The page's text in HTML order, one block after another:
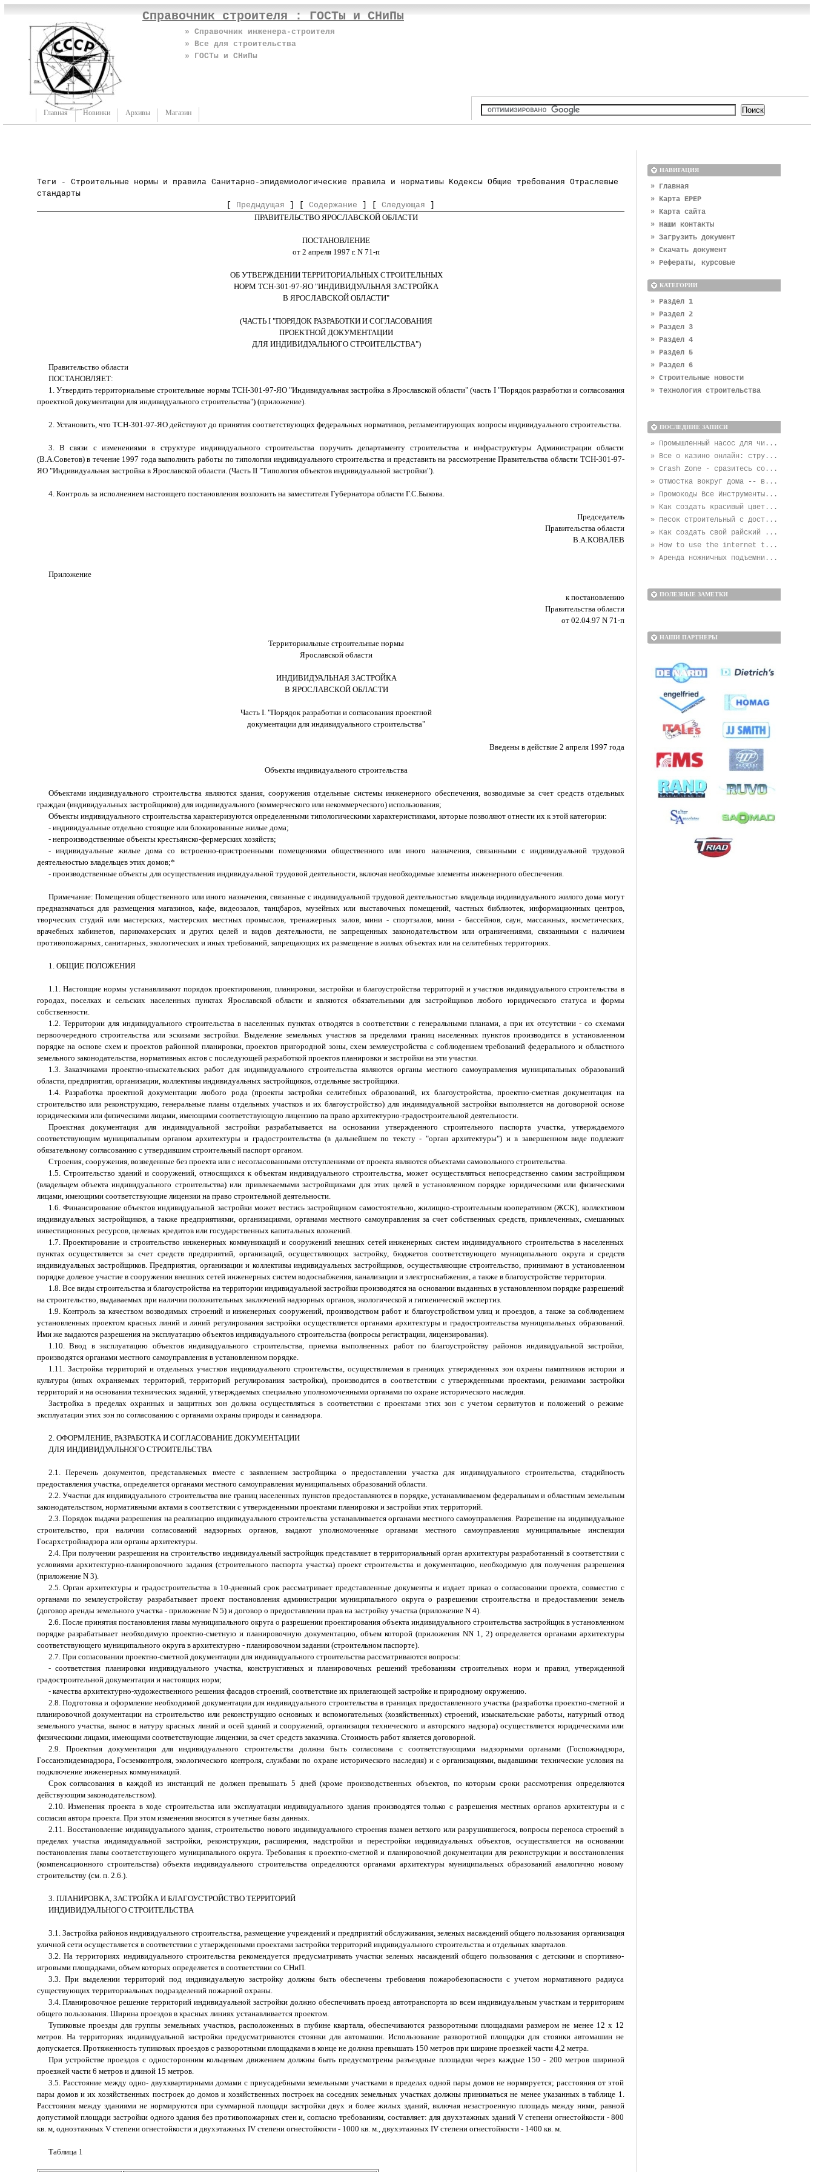
Справочник строителя : ГОСТы и СНиПы
» Справочник инженера-строителя
» Все для строительства
» ГОСТы и СНиПы
Главная Новинки Архивы Магазин
Теги - Строительные нормы и правила Санитарно-эпидемиологические правила и нормативы Кодексы Общие требования Отраслевые
стандарты
Предыдущая Содержание Следующая
ПРАВИТЕЛЬСТВО ЯРОСЛАВСКОЙ ОБЛАСТИ
ПОСТАНОВЛЕНИЕ
от 2 апреля 1997 г. N 71-п
ОБ УТВЕРЖДЕНИИ ТЕРРИТОРИАЛЬНЫХ СТРОИТЕЛЬНЫХ
НОРМ ТСН-301-97-ЯО "ИНДИВИДУАЛЬНАЯ ЗАСТРОЙКА
В ЯРОСЛАВСКОЙ ОБЛАСТИ"
(ЧАСТЬ I "ПОРЯДОК РАЗРАБОТКИ И СОГЛАСОВАНИЯ
ПРОЕКТНОЙ ДОКУМЕНТАЦИИ
ДЛЯ ИНДИВИДУАЛЬНОГО СТРОИТЕЛЬСТВА")
Правительство области
ПОСТАНОВЛЯЕТ:
1. Утвердить территориальные строительные нормы ТСН-301-97-ЯО "Индивидуальная застройка в Ярославской области" (часть I "Порядок разработки и согласования
проектной документации для индивидуального строительства") (приложение).
2. Установить, что ТСН-301-97-ЯО действуют до принятия соответствующих федеральных нормативов, регламентирующих вопросы индивидуального строительства.
3. В связи с изменениями в структуре индивидуального строительства поручить департаменту строительства и инфраструктуры Администрации области
(В.А.Советов) в течение 1997 года выполнить работы по типологии индивидуального строительства и представить на рассмотрение Правительства области ТСН-301-97-
ЯО "Индивидуальная застройка в Ярославской области. (Часть II "Типология объектов индивидуальной застройки").
4. Контроль за исполнением настоящего постановления возложить на заместителя Губернатора области Г.С.Быкова.
Председатель
Правительства области
В.А.КОВАЛЕВ
Приложение
к постановлению
Правительства области
от 02.04.97 N 71-п
Территориальные строительные нормы
Ярославской области
ИНДИВИДУАЛЬНАЯ ЗАСТРОЙКА
В ЯРОСЛАВСКОЙ ОБЛАСТИ
Часть I. "Порядок разработки и согласования проектной
документации для индивидуального строительства"
Введены в действие 2 апреля 1997 года
Объекты индивидуального строительства
Объектами индивидуального строительства являются здания, сооружения отдельные системы инженерного обеспечения, возводимые за счет средств отдельных
граждан (индивидуальных застройщиков) для индивидуального (коммерческого или некоммерческого) использования;
Объекты индивидуального строительства характеризуются определенными типологическими характеристиками, которые позволяют отнести их к этой категории:
- индивидуальные отдельно стоящие или блокированные жилые дома;
- непроизводственные объекты крестьянско-фермерских хозяйств;
- индивидуальные жилые дома со встроенно-пристроенными помещениями общественного или иного назначения, связанными с индивидуальной трудовой
деятельностью владельцев этих домов;*
- производственные объекты для осуществления индивидуальной трудовой деятельности, включая необходимые элементы инженерного обеспечения.
Примечание: Помещения общественного или иного назначения, связанные с индивидуальной трудовой деятельностью владельца индивидуального жилого дома могут
предназначаться для размещения магазинов, кафе, видеозалов, танцбаров, музейных или выставочных помещений, частных библиотек, информационных центров,
творческих студий или мастерских, мастерских местных промыслов, тренажерных залов, мини - спортзалов, мини - бассейнов, саун, массажных, косметических,
врачебных кабинетов, парикмахерских и других целей и видов деятельности, не запрещенных законодательством или ограничениями, связанными с наличием
противопожарных, санитарных, экологических и иных требований, запрещающих их размещение в жилых объектах или на селитебных территориях.
1. ОБЩИЕ ПОЛОЖЕНИЯ
1.1. Настоящие нормы устанавливают порядок проектирования, планировки, застройки и благоустройства территорий и участков индивидуального строительства в
городах, поселках и сельских населенных пунктах Ярославской области и являются обязательными для застройщиков любого юридического статуса и формы
собственности.
1.2. Территории для индивидуального строительства в населенных пунктах отводятся в соответствии с генеральными планами, а при их отсутствии - со схемами
первоочередного строительства или эскизами застройки. Выделение земельных участков за пределами границ населенных пунктов производится в установленном
порядке на основе схем и проектов районной планировки, проектов пригородной зоны, схем землеустройства с соблюдением требований федерального и областного
земельного законодательства, нормативных актов с последующей разработкой проектов планировки и застройки на эти участки.
1.3. Заказчиками проектно-изыскательских работ для индивидуального строительства являются органы местного самоуправления муниципальных образований
области, предприятия, организации, коллективы индивидуальных застройщиков, отдельные застройщики.
1.4. Разработка проектной документации любого рода (проекты застройки селитебных образований, их благоустройства, проектно-сметная документация на
строительство или реконструкцию, генеральные планы отдельных участков и их благоустройство) для индивидуальной застройки выполняется на договорной основе
юридическими или физическими лицами, имеющими соответствующую лицензию па право архитектурно-градостроительной деятельности.
Проектная документация для индивидуальной застройки разрабатывается на основании утвержденного строительного паспорта участка, утверждаемого
соответствующим муниципальным органом архитектуры и градостроительства (в дальнейшем по тексту - "орган архитектуры") и в завершенном виде подлежит
обязательному согласованию с утвердившим строительный паспорт органом.
Строения, сооружения, возведенные без проекта или с несогласованными отступлениями от проекта являются объектами самовольного строительства.
1.5. Строительство зданий и сооружений, относящихся к объектам индивидуального строительства, может осуществляться непосредственно самим застройщиком
(владельцем объекта индивидуального строительства) или привлекаемыми застройщиками для этих целей в установленном порядке юридическими или физическими
лицами, имеющими соответствующие лицензии на право строительной деятельности.
1.6. Финансирование объектов индивидуальной застройки может вестись застройщиком самостоятельно, жилищно-строительным кооперативом (ЖСК), коллективом
индивидуальных застройщиков, а также предприятиями, организациями, органами местного самоуправления за счет собственных средств, привлеченных, смешанных
инвестиционных ресурсов, целевых кредитов или государственных капитальных вложений.
1.7. Проектирование и строительство инженерных коммуникаций и сооружений внешних сетей инженерных систем индивидуального строительства в населенных
пунктах осуществляется за счет средств предприятий, организаций, осуществляющих застройку, бюджетов соответствующего муниципального округа и средств
индивидуальных застройщиков. Предприятия, организации и коллективы индивидуальных застройщиков, осуществляющие строительство, принимают в установленном
порядке долевое участие в сооружении внешних сетей инженерных систем водоснабжения, канализации и электроснабжения, а также в благоустройстве территории.
1.8. Все виды строительства и благоустройства на территории индивидуальной застройки производятся на основании выданных в установленном порядке разрешений
на строительство, выдаваемых при наличии положительных заключений надзорных органов, экологической и гигиенической экспертиз.
1.9. Контроль за качеством возводимых строений и инженерных сооружений, производством работ и благоустройством улиц и проездов, а также за соблюдением
установленных проектом красных линий и линий регулирования застройки осуществляется органами архитектуры и градостроительства муниципальных образований.
Ими же выдаются разрешения на эксплуатацию объектов индивидуального строительства (вопросы регистрации, лицензирования).
1.10. Ввод в эксплуатацию объектов индивидуального строительства, приемка выполненных работ по благоустройству районов индивидуальной застройки,
производятся органами местного самоуправления в установленном порядке.
1.11. Застройка территорий и отдельных участков индивидуального строительства, осуществляемая в границах утвержденных зон охраны памятников истории и
культуры (иных охраняемых территорий, территорий регулирования застройки), производится в соответствии с утвержденными проектами, режимами застройки
территорий и на основании технических заданий, утверждаемых специально уполномоченными органами по охране исторического наследия.
Застройка в пределах охранных и защитных зон должна осуществляться в соответствии с проектами этих зон с учетом сервитутов и положений о режиме
эксплуатации этих зон по согласованию с органами охраны природы и саннадзора.
2. ОФОРМЛЕНИЕ, РАЗРАБОТКА И СОГЛАСОВАНИЕ ДОКУМЕНТАЦИИ
ДЛЯ ИНДИВИДУАЛЬНОГО СТРОИТЕЛЬСТВА
2.1. Перечень документов, представляемых вместе с заявлением застройщика о предоставлении участка для индивидуального строительства, стадийность
предоставления участка, определяется органами местного самоуправления муниципальных образований области.
2.2. Участки для индивидуального строительства вне границ населенных пунктов предоставляются в порядке, устанавливаемом федеральным и областным земельным
законодательством, нормативными актами в соответствии с утвержденными проектами планировки и застройки этих территорий.
2.3. Порядок выдачи разрешения на реализацию индивидуального строительства устанавливается органами местного самоуправления. Разрешение на индивидуальное
строительство, при наличии согласований надзорных органов, выдают уполномоченные органами местного самоуправления муниципальные инспекции
Госархстройнадзора или органы архитектуры.
2.4. При получении разрешения на строительство индивидуальный застройщик представляет в территориальный орган архитектуры разработанный в соответствии с
условиями архитектурно-планировочного задания (строительного паспорта участка) проект строительства и документацию, необходимую для получения разрешения
(приложение N 3).
2.5. Орган архитектуры и градостроительства в 10-дневный срок рассматривает представленные документы и издает приказ о согласовании проекта, совместно с
органами по землеустройству разрабатывает проект постановления администрации муниципального округа о разрешении строительства и предоставлении земель
(договор аренды земельного участка - приложение N 5) и договор о предоставлении прав на застройку участка (приложение N 4).
2.6. После принятия постановления главы муниципального округа о разрешении проектирования объекта индивидуального строительства застройщик в установленном
порядке разрабатывает необходимую проектно-сметную и планировочную документацию, объем которой (приложения NN 1, 2) определяется органами архитектуры
соответствующего муниципального округа в архитектурно - планировочном задании (строительном паспорте).
2.7. При согласовании проектно-сметной документации для индивидуального строительства рассматриваются вопросы:
- соответствия планировки индивидуального участка, конструктивных и планировочных решений требованиям строительных норм и правил, утвержденной
градостроительной документации и настоящих норм;
- качества архитектурно-художественного решения фасадов строений, соответствие их прилегающей застройке и природному окружению.
2.8. Подготовка и оформление необходимой документации для индивидуального строительства в границах предоставленного участка (разработка проектно-сметной и
планировочной документации на строительство или реконструкцию основных и вспомогательных (хозяйственных) строений, изыскательские работы, натурный отвод
земельного участка, вынос в натуру красных линий и осей зданий и сооружений, организация технического и авторского надзора) осуществляется юридическими или
физическими лицами, имеющими соответствующие лицензии, за счет средств заказчика. Стоимость работ является договорной.
2.9. Проектная документация для индивидуального строительства должна быть согласована с соответствующими надзорными органами (Госпожнадзора,
Госсанэпидемнадзора, Госземконтроля, экологического контроля, службами по охране исторического наследия) и с организациями, выдавшими технические условия на
подключение инженерных коммуникаций.
Срок согласования в каждой из инстанций не должен превышать 5 дней (кроме производственных объектов, по которым сроки рассмотрения определяются
действующим законодательством).
2.10. Изменения проекта в ходе строительства или эксплуатации индивидуального здания производятся только с разрешения местных органов архитектуры и с
согласия автора проекта. При этом изменения вносятся в учетные базы данных.
2.11. Восстановление индивидуального здания, строительство нового индивидуального строения взамен ветхого или разрушившегося, вопросы переноса строений в
пределах участка индивидуальной застройки, реконструкции, расширения, надстройки и перестройки индивидуальных объектов, осуществляется на основании
постановления главы соответствующего муниципального округа. Требования к проектно-сметной и планировочной документации для реконструкции и восстановления
(компенсационного строительства) объекта индивидуального строительства определяются органами архитектуры муниципальных образований аналогично новому
строительству (см. п. 2.6.).
3. ПЛАНИРОВКА, ЗАСТРОЙКА И БЛАГОУСТРОЙСТВО ТЕРРИТОРИЙ
ИНДИВИДУАЛЬНОГО СТРОИТЕЛЬСТВА
3.1. Застройка районов индивидуального строительства, размещение учреждений и предприятий обслуживания, зеленых насаждений общего пользования организация
уличной сети осуществляется в соответствии с утвержденными проектами застройки территорий индивидуального строительства и отдельных кварталов.
3.2. На территориях индивидуального строительства рекомендуется предусматривать участки зеленых насаждений общего пользования с детскими и спортивно-
игровыми площадками, объем которых определяется в соответствии со СНиП.
3.3. При выделении территорий под индивидуальную застройку должны быть обеспечены требования пожаробезопасности с учетом нормативного радиуса
существующих территориальных подразделений пожарной охраны.
3.4. Планировочное решение территорий индивидуальной застройки должно обеспечивать проезд автотранспорта ко всем индивидуальным участкам и территориям
общего пользования. Ширина проездов в красных линиях устанавливается проектом.
Тупиковые проезды для группы земельных участков, расположенных в глубине квартала, обеспечиваются разворотными площадками размером не менее 12 х 12
метров. На территориях индивидуальной застройки предусматриваются стоянки для автомашин. Использование разворотной площадки для стоянки автомашин не
допускается. Протяженность тупиковых проездов с разворотными площадками в конце не должна превышать 150 метров при ширине проезжей части 4,2 метра.
При устройстве проездов с односторонним кольцевым движением должны быть предусмотрены разъездные площадки через каждые 150 - 200 метров шириной
проезжей части 6 метров и длиной 15 метров.
3.5. Расстояние между одно- двухквартирными домами с приусадебными земельными участками в пределах одной пары домов не нормируется; расстояния от этой
пары домов и их хозяйственных построек до домов и хозяйственных построек на соседних земельных участках должны приниматься не менее указанных в таблице 1.
Расстояния между зданиями не нормируются при суммарной площади застройки двух и более жилых зданий, включая незастроенную площадь между ними, равной
допустимой площади застройки одного здания без противопожарных стен и, согласно требованиям, составляет: для двухэтажных зданий V степени огнестойкости - 800
кв. м, одноэтажных V степени огнестойкости и двухэтажных IV степени огнестойкости - 1000 кв. м., двухэтажных IV степени огнестойкости - 1400 кв. м.
Таблица 1
НАВИГАЦИЯ
» Главная
» Карта EPEP
» Карта сайта
» Наши контакты
» Загрузить документ
» Скачать документ
» Рефераты, курсовые
КАТЕГОРИИ
» Раздел 1
» Раздел 2
» Раздел 3
» Раздел 4
» Раздел 5
» Раздел 6
» Строительные новости
» Технология строительства
ПОСЛЕДНИЕ ЗАПИСИ
» Промышленный насос для чи...
» Все о казино онлайн: стру...
» Crash Zone - сразитесь со...
» Отмостка вокруг дома -- в...
» Промокоды Все Инструменты...
» Как создать красивый цвет...
» Песок строительный с дост...
» Как создать свой райский ...
» How to use the internet t...
» Аренда ножничных подъемни...
ПОЛЕЗНЫЕ ЗАМЕТКИ
НАШИ ПАРТНЕРЫ